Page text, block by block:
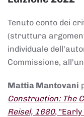
Tenuto conto dei
(struttura
individuale
Commissione,
Mattia Mantovani
Construction: The
Reisel, 1680, "Early